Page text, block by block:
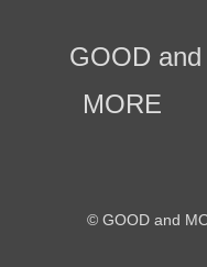
GOOD and
MORE
© GOOD and